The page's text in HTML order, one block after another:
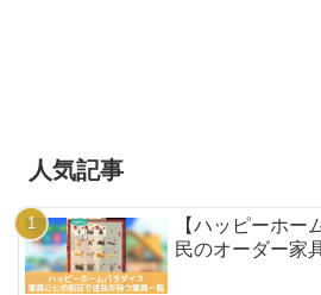
人気記事
【ハッピーホー
民のオーダー家